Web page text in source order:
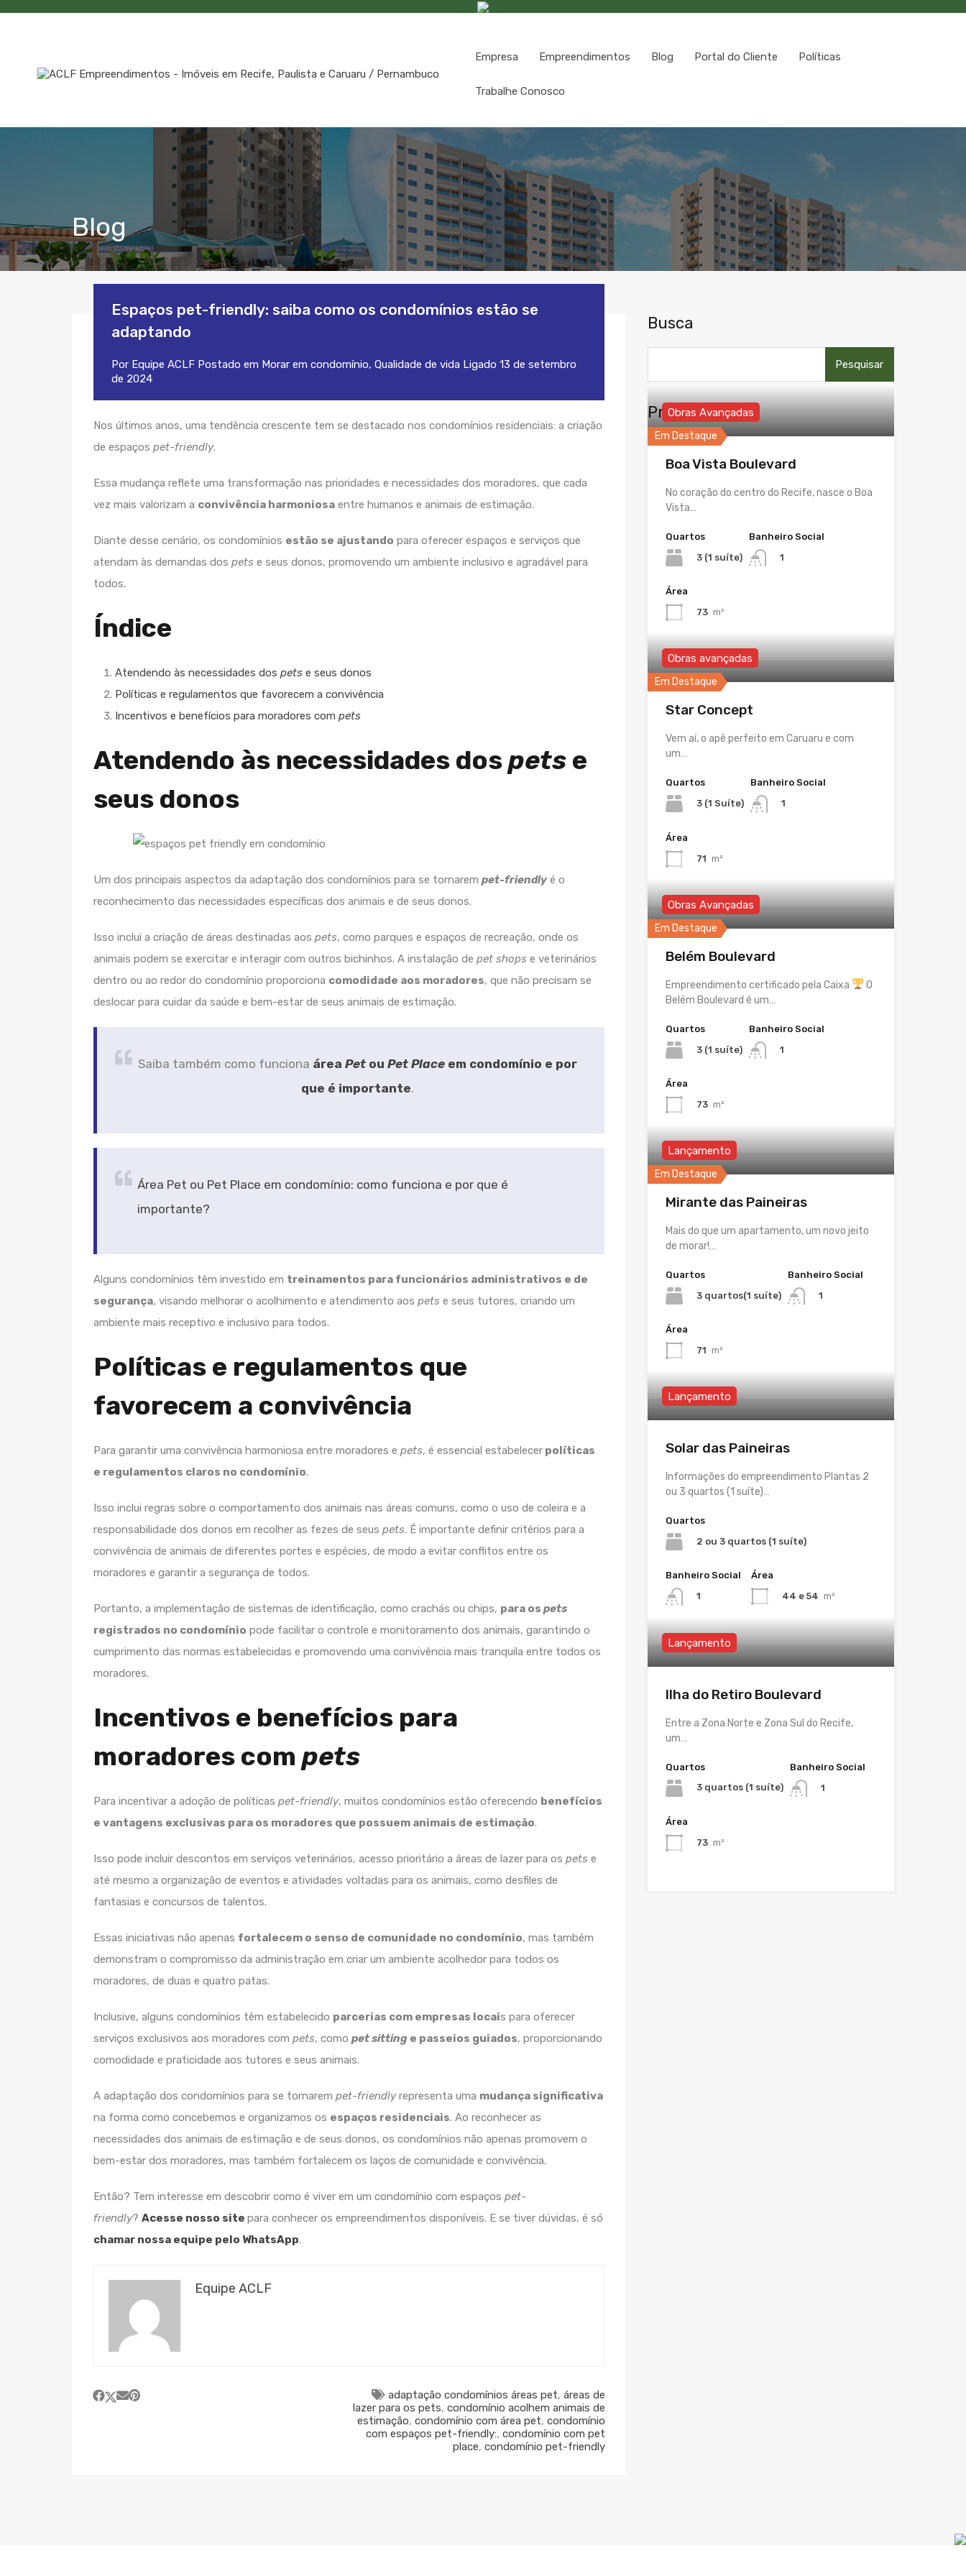
Empresa Empreendimentos Blog Portal do Cliente Políticas
Trabalhe Conosco
Blog
Espaços pet-friendly: saiba como os condomínios estão se
adaptando
Por Equipe ACLF Postado em Morar em condomínio, Qualidade de vida Ligado 13 de setembro
de 2024
Nos últimos anos, uma tendência crescente tem se destacado nos condomínios residenciais: a criação
de espaços pet-friendly.
Essa mudança reflete uma transformação nas prioridades e necessidades dos moradores, que cada
vez mais valorizam a convivência harmoniosa entre humanos e animais de estimação.
Diante desse cenário, os condomínios estão se ajustando para oferecer espaços e serviços que
atendam às demandas dos pets e seus donos, promovendo um ambiente inclusivo e agradável para
todos.
Índice
Atendendo às necessidades dos pets e seus donos
Políticas e regulamentos que favorecem a convivência
Incentivos e benefícios para moradores com pets
Atendendo às necessidades dospets e
seus donos
Um dos principais aspectos da adaptação dos condomínios para se tornarem pet-friendlyé o
reconhecimento das necessidades específicas dos animais e de seus donos.
Isso inclui a criação de áreas destinadas aos pets, como parques e espaços de recreação, onde os
animais podem se exercitar e interagir com outros bichinhos. A instalação de pet shops e veterinários
dentro ou ao redor do condomínio proporciona comodidade aos moradores, que não precisam se
deslocar para cuidar da saúde e bem-estar de seus animais de estimação.
Saiba também como funciona áreaPet ouPet Place em condomínio e por
que é importante.
Área Pet ou Pet Place em condomínio: como funciona e por que é
importante?
Alguns condomínios têm investido em treinamentos para funcionários administrativos e de
segurança, visando melhorar o acolhimento e atendimento aos pets e seus tutores, criando um
ambiente mais receptivo e inclusivo para todos.
Políticas e regulamentos que
favorecem a convivência
Para garantir uma convivência harmoniosa entre moradores e pets, é essencial estabelecer políticas
e regulamentos claros no condomínio.
Isso inclui regras sobre o comportamento dos animais nas áreas comuns, como o uso de coleira e a
responsabilidade dos donos em recolher as fezes de seus pets. É importante definir critérios para a
convivência de animais de diferentes portes e espécies, de modo a evitar conflitos entre os
moradores e garantir a segurança de todos.
Portanto, a implementação de sistemas de identificação, como crachás ou chips, para os pets
registrados no condomínio pode facilitar o controle e monitoramento dos animais, garantindo o
cumprimento das normas estabelecidas e promovendo uma convivência mais tranquila entre todos os
moradores.
Incentivos e benefícios para
moradores com pets
Para incentivar a adoção de políticas pet-friendly, muitos condomínios estão oferecendo benefícios
e vantagens exclusivas para os moradores que possuem animais de estimação.
Isso pode incluir descontos em serviços veterinários, acesso prioritário a áreas de lazer para os pets e
até mesmo a organização de eventos e atividades voltadas para os animais, como desfiles de
fantasias e concursos de talentos.
Essas iniciativas não apenas fortalecem o senso de comunidade no condomínio, mas também
demonstram o compromisso da administração em criar um ambiente acolhedor para todos os
moradores, de duas e quatro patas.
Inclusive, alguns condomínios têm estabelecido parcerias com empresas locais para oferecer
serviços exclusivos aos moradores com pets, como pet sitting e passeios guiados, proporcionando
comodidade e praticidade aos tutores e seus animais.
A adaptação dos condomínios para se tornarem pet-friendlyrepresenta uma mudança significativa
na forma como concebemos e organizamos os espaços residenciais. Ao reconhecer as
necessidades dos animais de estimação e de seus donos, os condomínios não apenas promovem o
bem-estar dos moradores, mas também fortalecem os laços de comunidade e convivência.
Então? Tem interesse em descobrir como é viver em um condomínio com espaços pet-
friendly? Acesse nosso site para conhecer os empreendimentos disponíveis. E se tiver dúvidas, é só
chamar nossa equipe pelo WhatsApp.
Equipe ACLF
adaptação condomínios áreas pet, áreas de
lazer para os pets, condomínio acolhem animais de
estimação, condomínio com área pet, condomínio
com espaços pet-friendly:, condomínio com pet
place, condomínio pet-friendly
Busca
por:
Propriedades
Em Destaque
Obras Avançadas
Boa Vista Boulevard
No coração do centro do Recife, nasce o Boa
Vista…
Quartos
3 (1 suíte)
Banheiro Social
1
Área
73 m²
Em Destaque
Obras avançadas
Star Concept
Vem aí, o apê perfeito em Caruaru e com
um…
Quartos
3 (1 Suíte)
Banheiro Social
1
Área
71 m²
Em Destaque
Obras Avançadas
Belém Boulevard
Empreendimento certificado pela Caixa
O
Belém Boulevard é um…
Quartos
3 (1 suíte)
Banheiro Social
1
Área
73 m²
Em Destaque
Lançamento
Mirante das Paineiras
Mais do que um apartamento, um novo jeito
de morar!…
Quartos
3 quartos(1 suíte)
Banheiro Social
1
Área
71 m²
Lançamento
Solar das Paineiras
Informações do empreendimento Plantas 2
ou 3 quartos (1 suíte)…
Quartos
2 ou 3 quartos (1 suíte)
Banheiro Social
1
Área
44 e 54 m²
Lançamento
Ilha do Retiro Boulevard
Entre a Zona Norte e Zona Sul do Recife,
um…
Quartos
3 quartos (1 suíte)
Banheiro Social
1
Área
73 m²